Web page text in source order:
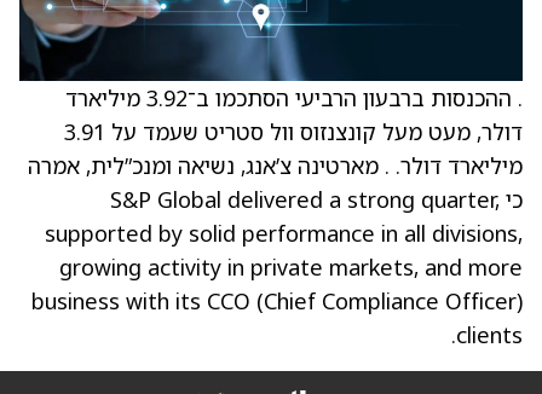
. ההכנסות ברבעון הרביעי הסתכמו ב־3.92 מיליארד
דולר, מעט מעל קונצנזוס וול סטריט שעמד על 3.91
מיליארד דולר. . מארטינה צ’אנג, נשיאה ומנכ”לית, אמרה
כי S&P Global delivered a strong quarter,
supported by solid performance in all divisions,
growing activity in private markets, and more
business with its CCO (Chief Compliance Officer)
clients.